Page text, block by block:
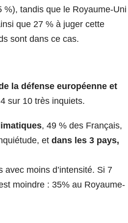
tandis que le Royaume-Uni
que 27 % à juger cette
sont dans ce cas.
la défense européenne et
sur 10 très inquiets.
, 49 % des Français,
et dans les 3 pays,
moins d’intensité. Si 7
moindre : 35% au Royaume-